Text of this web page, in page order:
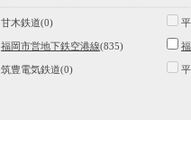
甘木鉄道(0)
福岡市営地下鉄空港線(835)
筑豊電気鉄道(0)